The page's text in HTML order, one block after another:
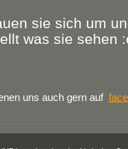
sie sich um
was sie sehen
uns auch gern auf